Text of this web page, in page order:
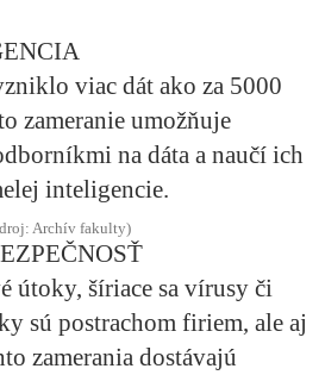
viac dát ako za 5000
zameranie umožňuje
na dáta a naučí ich
inteligencie.
Archív fakulty)
útoky, šíriace sa vírusy či
sú postrachom firiem, ale aj
zamerania dostávajú